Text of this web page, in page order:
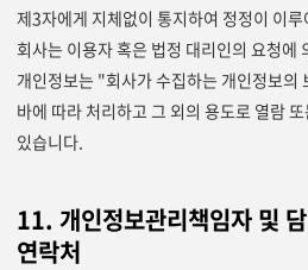
제3자에게 지체없이 통지하여 정정이 이루
회사는 이용자 혹은 법정 대리인의 요청에
개인정보는 "회사가 수집하는 개인정보의
바에 따라 처리하고 그 외의 용도로 열람
있습니다.
11. 개인정보관리책임자 및
연락처